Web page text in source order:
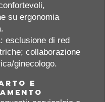
su ergonomia
esclusione di red
collaborazione
ginecologo.
e